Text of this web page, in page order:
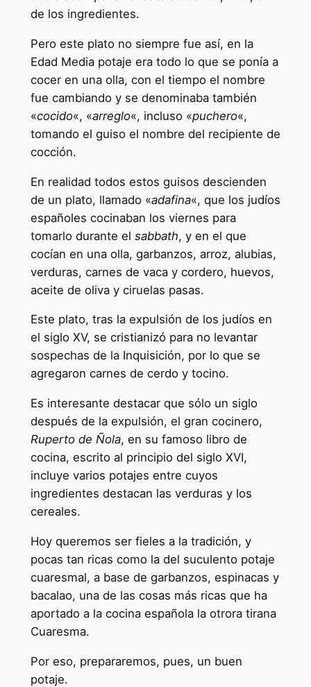
de los ingredientes.
Pero este plato no siempre fue así, en la
Edad Media potaje era todo lo que se ponía a
cocer en una olla, con el tiempo el nombre
fue cambiando y se denominaba también
«cocido«, «arreglo«, incluso «puchero«,
tomando el guiso el nombre del recipiente de
cocción.
En realidad todos estos guisos descienden
de un plato, llamado «adafina«, que los judíos
españoles cocinaban los viernes para
tomarlo durante el sabbath, y en el que
cocían en una olla, garbanzos, arroz, alubias,
verduras, carnes de vaca y cordero, huevos,
aceite de oliva y ciruelas pasas.
Este plato, tras la expulsión de los judíos en
el siglo XV, se cristianizó para no levantar
sospechas de la Inquisición, por lo que se
agregaron carnes de cerdo y tocino.
Es interesante destacar que sólo un siglo
después de la expulsión, el gran cocinero,
Ruperto de Ñola, en su famoso libro de
cocina, escrito al principio del siglo XVI,
incluye varios potajes entre cuyos
ingredientes destacan las verduras y los
cereales.
Hoy queremos ser fieles a la tradición, y
pocas tan ricas como la del suculento potaje
cuaresmal, a base de garbanzos, espinacas y
bacalao, una de las cosas más ricas que ha
aportado a la cocina española la otrora tirana
Cuaresma.
Por eso, prepararemos, pues, un buen
potaje.